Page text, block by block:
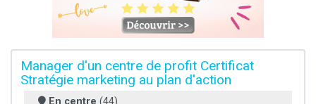
Manager d'un centre de profit Certificat
Stratégie marketing au plan d'action
En centre (44)